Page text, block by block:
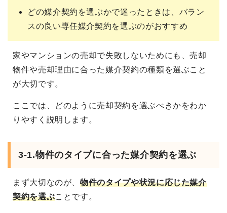
どの媒介契約を選ぶかで迷ったときは、バラン
スの良い専任媒介契約を選ぶのがおすすめ
家やマンションの売却で失敗しないためにも、売却
物件や売却理由に合った媒介契約の種類を選ぶこと
が大切です。
ここでは、どのように売却契約を選ぶべきかをわか
りやすく説明します。
3-1.物件のタイプに合った媒介契約を選ぶ
まず大切なのが、物件のタイプや状況に応じた媒介
契約を選ぶことです。